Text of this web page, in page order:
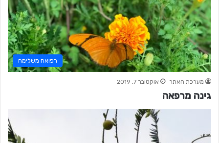
רפואה משלימה
מערכת האתר אוקטובר 7, 2019
גינה מרפאה